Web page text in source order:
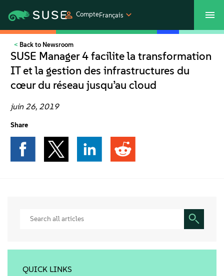
CompteFrançais
SUSECON 2027
Produits
Solutions
Support et services
Back to Newsroom
SUSE Manager 4 facilite la transformation
IT et la gestion des infrastructures du
cœur du réseau jusqu’au cloud
juin 26, 2019
Share
QUICK LINKS